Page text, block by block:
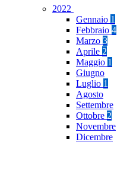
2022
Gennaio 1
Febbraio 4
Marzo 3
Aprile 2
Maggio 1
Giugno
Luglio 1
Agosto
Settembre
Ottobre 2
Novembre
Dicembre